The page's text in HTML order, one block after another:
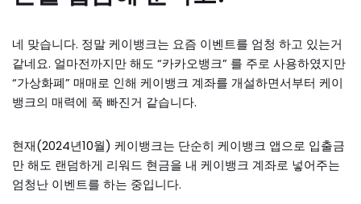
네 맞습니다. 정말 케이뱅크는 요즘 이벤트를 엄청 하고 있는거
같네요. 얼마전까지만 해도 “카카오뱅크” 를 주로 사용하였지만
“가상화폐” 매매로 인해 케이뱅크 계좌를 개설하면서부터 케이
뱅크의 매력에 푹 빠진거 같습니다.
현재(2024년10월) 케이뱅크는 단순히 케이뱅크 앱으로 입출금
만 해도 랜덤하게 리워드 현금을 내 케이뱅크 계좌로 넣어주는
엄청난 이벤트를 하는 중입니다.